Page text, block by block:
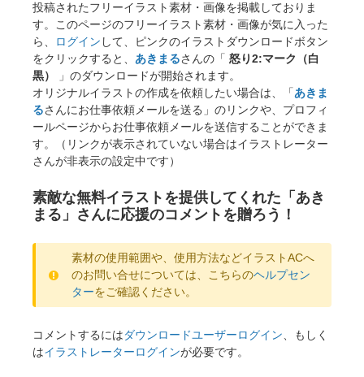
投稿されたフリーイラスト素材・画像を掲載しておりま
す。このページのフリーイラスト素材・画像が気に入った
ら、
ログイン して、ピンクのイラストダウンロードボタン
をクリックすると、 あきまるさんの「 怒り2:マーク（白
黒）
」のダウンロードが開始されます。
オリジナルイラストの作成を依頼したい場合は、「あきま
るさんにお仕事依頼メールを送る」のリンクや、プロフィ
ールページからお仕事依頼メールを送信することができま
す。（リンクが表示されていない場合はイラストレーター
さんが非表示の設定中です）
素敵な無料イラストを提供してくれた「あき
まる」さんに応援のコメントを贈ろう！
素材の使用範囲や、使用方法などイラストACへ
のお問い合せについては、こちらのヘルプセン
ターをご確認ください。
コメントするにはダウンロードユーザーログイン、もしく
はイラストレーターログインが必要です。